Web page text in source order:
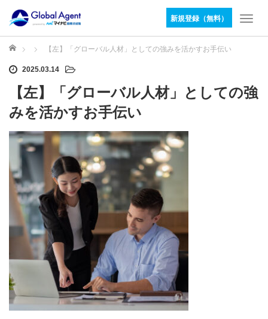
新規登録（無料）
T
n
ホーム 【左】「グローバル人材」としての強みを活かすお手伝い
2025.03.14
【左】「グローバル人材」としての強
みを活かすお手伝い